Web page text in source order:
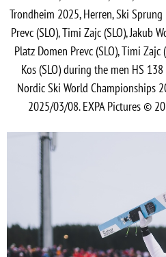
Trondheim 2025, Herren, Ski
Prevc (SLO), Timi Zajc (SLO), Jakub
Platz Domen Prevc (SLO), Timi Zajc
Kos (SLO) during the men HS
Nordic Ski World Championships
2025/03/08. EXPA Pictures ©